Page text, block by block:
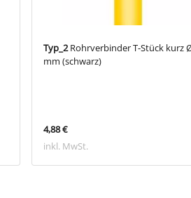
Typ_2Rohrverbinder T-Stück kurz
mm (schwarz)
4,88 €
inkl. MwSt.